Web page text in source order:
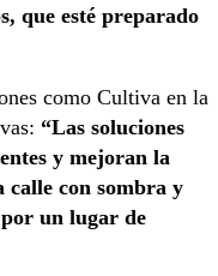
que esté preparado
como Cultiva en la
“Las soluciones
y mejoran la
con sombra y
un lugar de